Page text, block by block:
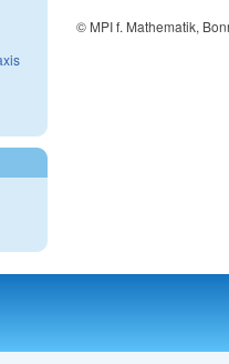
© MPI f. Mathematik,